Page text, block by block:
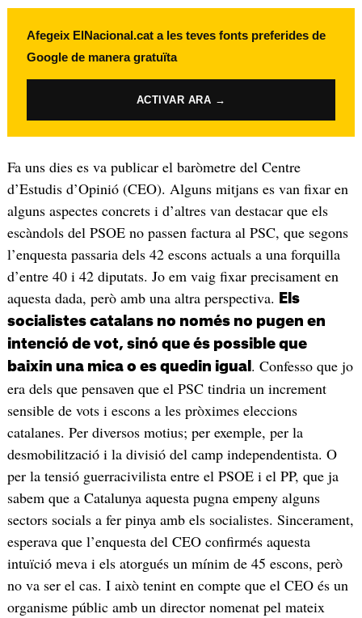
Afegeix ElNacional.cat a les teves fonts preferides de
Google de manera gratuïta
ACTIVAR ARA →
Fa uns dies es va publicar el baròmetre del Centre
d’Estudis d’Opinió (CEO). Alguns mitjans es van fixar en
alguns aspectes concrets i d’altres van destacar que els
escàndols del PSOE no passen factura al PSC, que segons
l’enquesta passaria dels 42 escons actuals a una forquilla
d’entre 40 i 42 diputats. Jo em vaig fixar precisament en
aquesta dada, però amb una altra perspectiva.
Els
socialistes catalans no només no pugen en
intenció de vot, sinó que és possible que
baixin una mica o es quedin igual . Confesso que jo
era dels que pensaven que el PSC tindria un increment
sensible de vots i escons a les pròximes eleccions
catalanes. Per diversos motius; per exemple, per la
desmobilització i la divisió del camp independentista. O
per la tensió guerracivilista entre el PSOE i el PP, que ja
sabem que a Catalunya aquesta pugna empeny alguns
sectors socials a fer pinya amb els socialistes. Sincerament,
esperava que l’enquesta del CEO confirmés aquesta
intuïció meva i els atorgués un mínim de 45 escons, però
no va ser el cas. I això tenint en compte que el CEO és un
organisme públic amb un director nomenat pel mateix